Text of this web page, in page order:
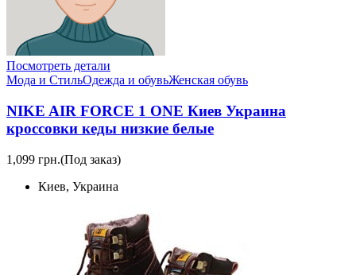
Посмотреть детали
Мода и СтильОдежда и обувьЖенская обувь
NIKE AIR FORCE 1 ONE Киев Украина
кроссовки кеды низкие белые
1,099 грн.(Под заказ)
Киев, Украина